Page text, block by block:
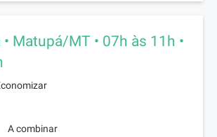
Matupá/MT • 07h às 11h •
A combinar